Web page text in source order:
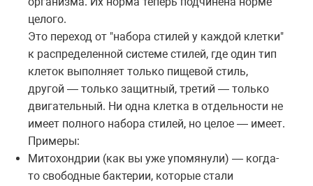
целого.
Это переход от "набора стилей у каждой клетки"
к распределенной системе стилей, где один тип
клеток выполняет только пищевой стиль,
другой — только защитный, третий — только
двигательный. Ни одна клетка в отдельности не
имеет полного набора стилей, но целое — имеет.
Примеры:
Митохондрии (как вы уже упомянули) — когда-
то свободные бактерии, которые стали